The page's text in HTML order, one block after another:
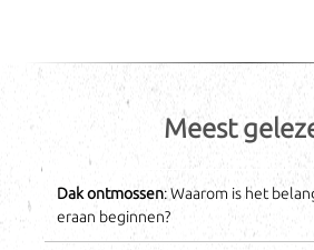
Meest
Dak ontmossen: Waarom is het
eraan beginnen?